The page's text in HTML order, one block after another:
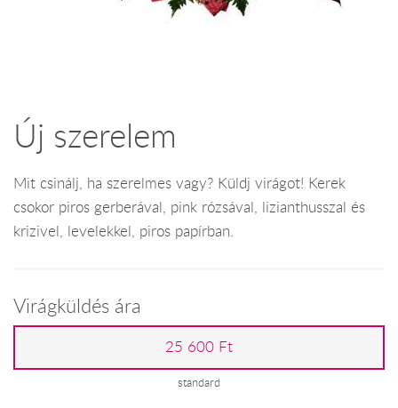
Új szerelem
Mit csinálj, ha szerelmes vagy? Küldj virágot! Kerek
csokor piros gerberával, pink rózsával, lizianthusszal és
krizivel, levelekkel, piros papírban.
Virágküldés ára
25 600 Ft
standard